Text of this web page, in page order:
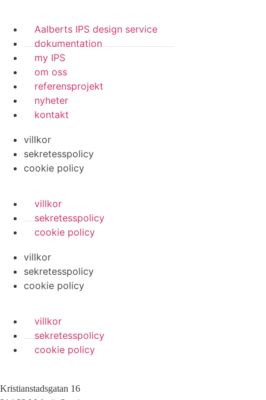
Aalberts IPS design service
dokumentation
my IPS
om oss
referensprojekt
nyheter
kontakt
villkor
sekretesspolicy
cookie policy
villkor
sekretesspolicy
cookie policy
villkor
sekretesspolicy
cookie policy
villkor
sekretesspolicy
cookie policy
Kristianstadsgatan 16